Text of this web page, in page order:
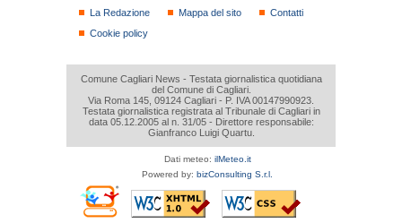
La Redazione
Mappa del sito
Contatti
Cookie policy
Comune Cagliari News - Testata giornalistica quotidiana
del Comune di Cagliari.
Via Roma 145, 09124 Cagliari - P. IVA 00147990923.
Testata giornalistica registrata al Tribunale di Cagliari in
data 05.12.2005 al n. 31/05 - Direttore responsabile:
Gianfranco Luigi Quartu.
Dati meteo: ilMeteo.it
Powered by: bizConsulting S.r.l.